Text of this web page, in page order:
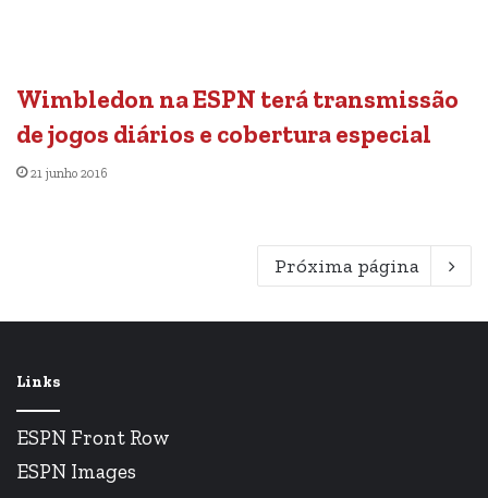
Wimbledon na ESPN terá transmissão
de jogos diários e cobertura especial
21 junho 2016
Próxima página
Links
ESPN Front Row
ESPN Images